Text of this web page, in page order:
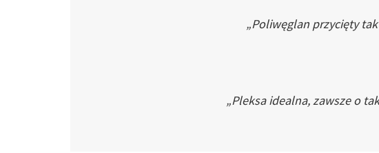
„Poliwęglan przycięty
„Pleksa idealna, zawsze o